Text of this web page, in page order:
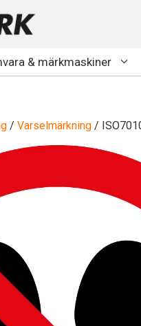
& märkmaskiner
/ Varselmärkning /